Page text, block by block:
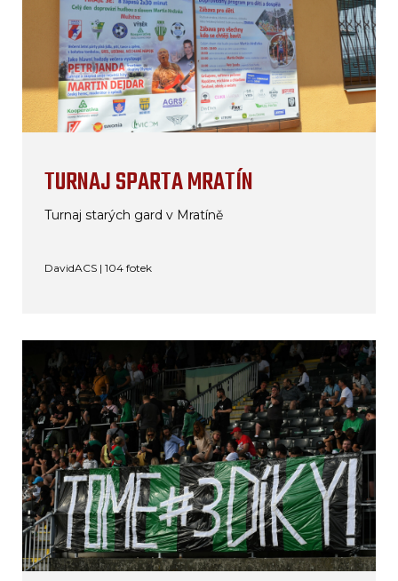
TURNAJ SPARTA MRATÍN
Turnaj starých gard v Mratíně
DavidACS | 104 fotek